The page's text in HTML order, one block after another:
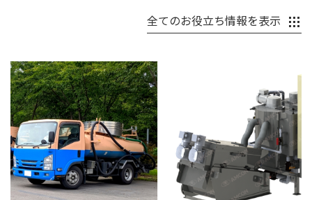
全てのお役立ち情報を表示